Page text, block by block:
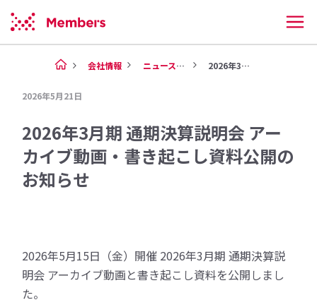
会社情報 ニュース（2026年） 2026年3月期 通期決算説明...
2026年5月21日
2026年3月期 通期決算説明会 アー
カイブ動画・書き起こし資料公開の
お知らせ
2026年5月15日（金）開催 2026年3月期 通期決算説
明会 アーカイブ動画と書き起こし資料を公開しまし
た。